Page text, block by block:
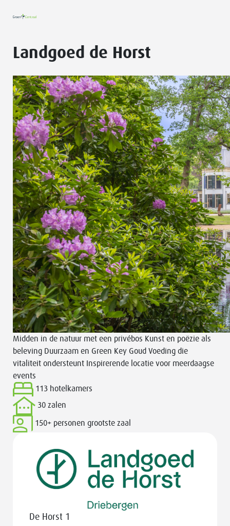
Landgoed de Horst
Midden in de natuur met een privébos Kunst en poëzie als
beleving Duurzaam en Green Key Goud Voeding die
vitaliteit ondersteunt Inspirerende locatie voor meerdaagse
events
113 hotelkamers
30 zalen
150+ personen grootste zaal
De Horst 1